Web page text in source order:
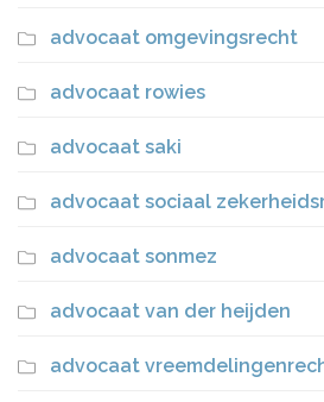
advocaat omgevingsrecht
advocaat rowies
advocaat saki
advocaat sociaal
advocaat sonmez
advocaat van der heijden
advocaat